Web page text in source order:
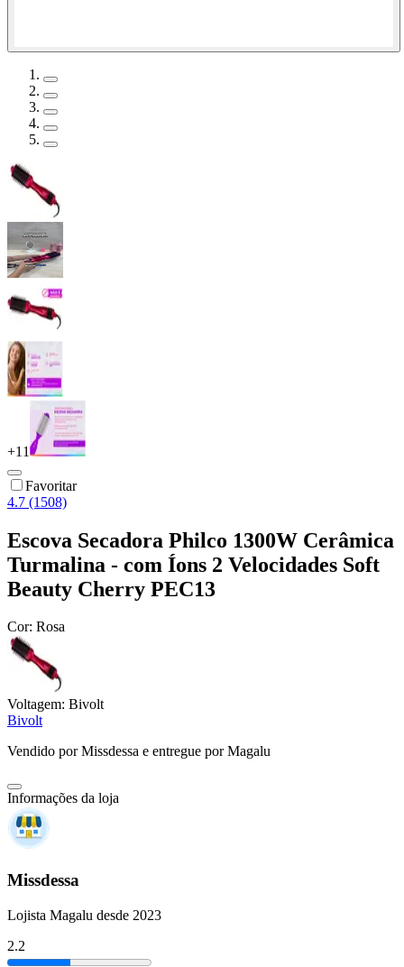
+11
Favoritar
4.7 (1508)
Escova Secadora Philco 1300W Cerâmica
Turmalina - com Íons 2 Velocidades Soft
Beauty Cherry PEC13
Cor: Rosa
Voltagem: Bivolt
Bivolt
Vendido porMissdessa e entregue por Magalu
Informações da loja
Missdessa
Lojista Magalu desde 2023
2.2